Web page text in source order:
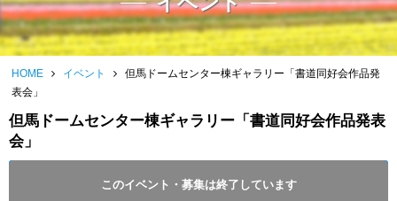
HOME イベント
但馬ドームセンター棟ギャラリー「書道同好会作品発
表会」
但馬ドームセンター棟ギャラリー「書道同好会作品発表
会」
このイベント・募集は終了しています
開催時間 : 9:00 ～ 17:00